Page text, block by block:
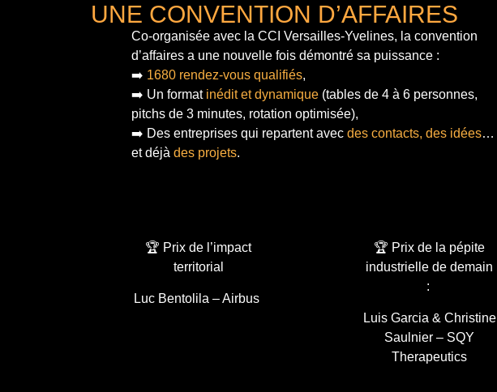
UNE CONVENTION D’AFFAIRES
Co-organisée avec la CCI Versailles-Yvelines, la convention
d’affaires a une nouvelle fois démontré sa puissance :
➡️ 1680 rendez-vous qualifiés,
➡️ Un format inédit et dynamique (tables de 4 à 6 personnes,
pitchs de 3 minutes, rotation optimisée),
➡️ Des entreprises qui repartent avec des contacts, des idées…
et déjà des projets.
🏆 Prix de l’impact
territorial
Luc Bentolila – Airbus
🏆 Prix de la pépite
industrielle de demain
:
Luis Garcia & Christine
Saulnier – SQY
Therapeutics